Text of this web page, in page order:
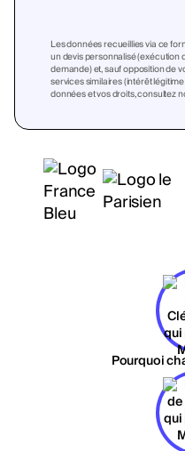
Les données recueillies via ce
un devis personnalisé
demande) et, sauf opposition de
services similaires (intérêt
données et vos droits, consultez
Pourquoi